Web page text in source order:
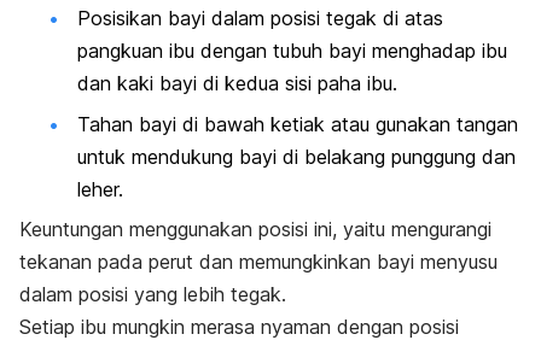
Posisikan bayi dalam posisi tegak di atas
pangkuan ibu dengan tubuh bayi menghadap ibu
dan kaki bayi di kedua sisi paha ibu.
Tahan bayi di bawah ketiak atau gunakan tangan
untuk mendukung bayi di belakang punggung dan
leher.
Keuntungan menggunakan posisi ini, yaitu mengurangi
tekanan pada perut dan memungkinkan bayi menyusu
dalam posisi yang lebih tegak.
Setiap ibu mungkin merasa nyaman dengan posisi